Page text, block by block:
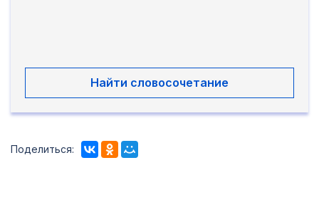
Найти словосочетание
Поделиться: